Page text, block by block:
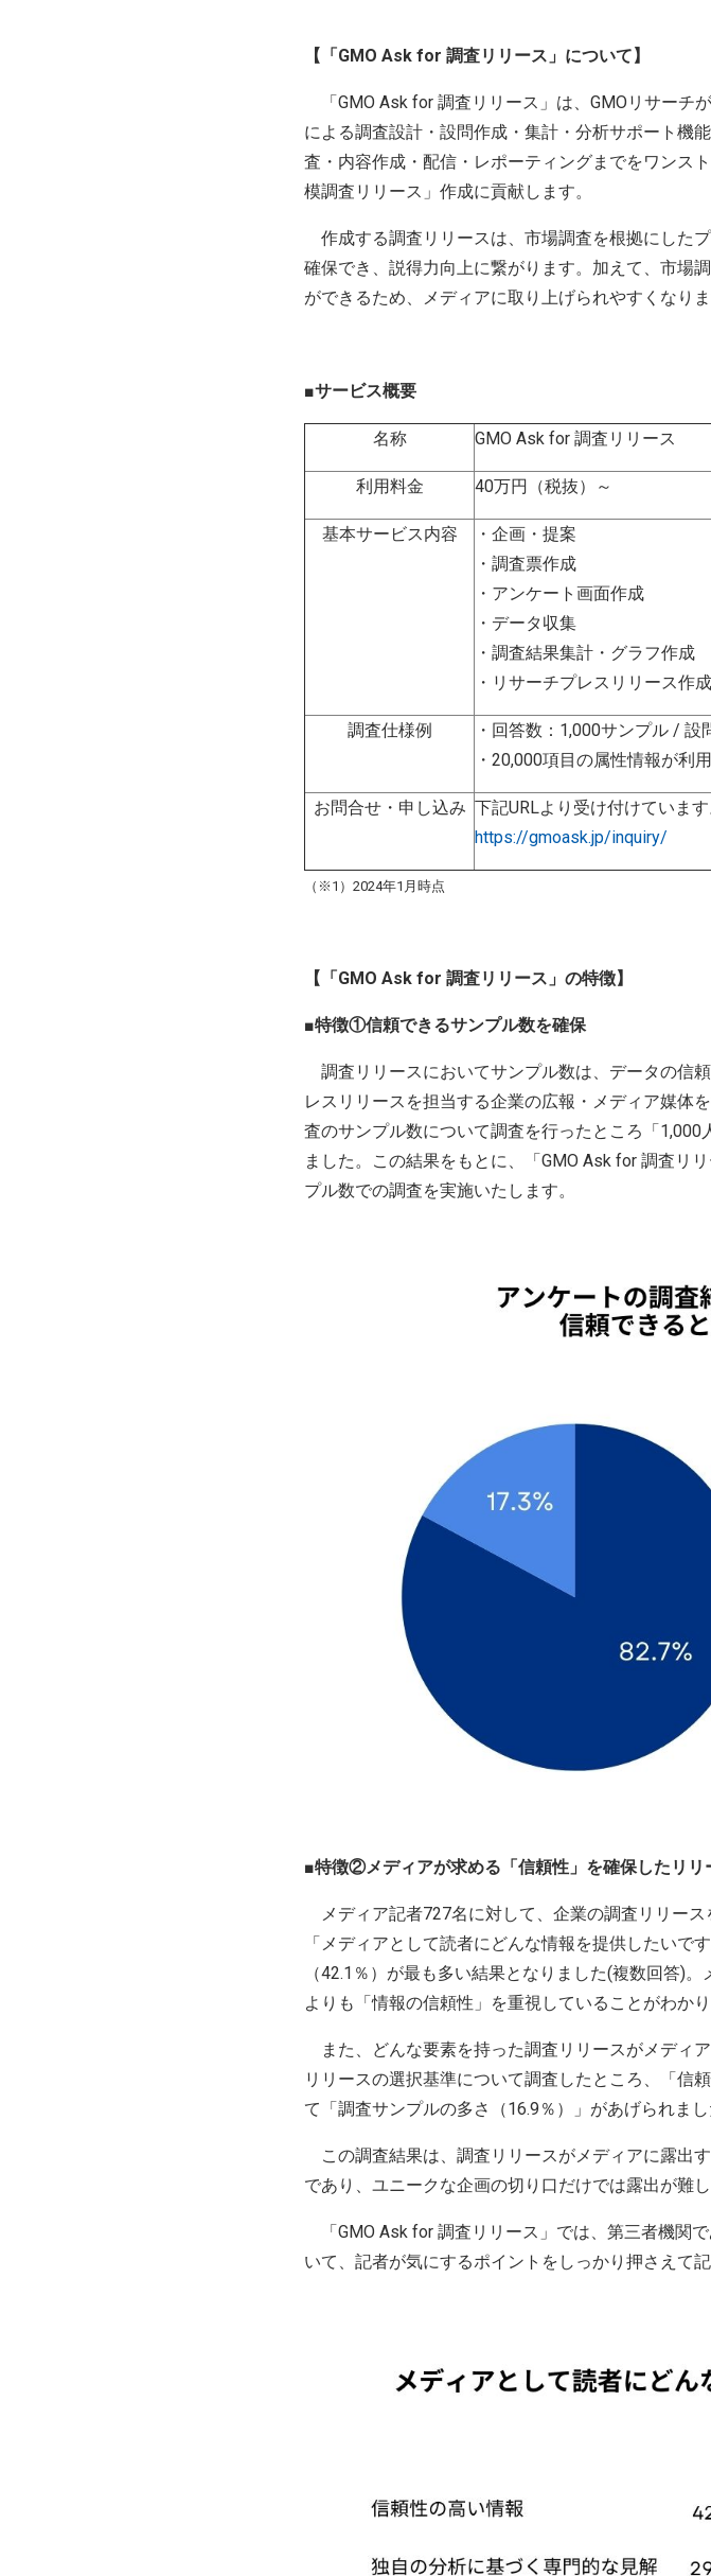
【「GMO Ask for 調査リリース」について】
「GMO Ask for 調査リリース」は、GMOリサーチ
による調査設計・設問作成・集計・分析サポート機
査・内容作成・配信・レポーティングまでをワンス
模調査リリース」作成に貢献します。
作成する調査リリースは、市場調査を根拠にした
確保でき、説得力向上に繋がります。加えて、市場
ができるため、メディアに取り上げられやすくなりま
■サービス概要
名称 GMO Ask for 調査リリース
利用料金 40万円（税抜）～
基本サービス内容
・企画・提案
・調査票作成
・アンケート画面作成
・データ収集
・調査結果集計・グラフ作成
・リサーチプレスリリース作成
調査仕様例
・回答数：1,000サンプル / 設
・20,000項目の属性情報が利
お問合せ・申し込み 下記URLより受け付けています
https://gmoask.jp/inquiry/
（※1）2024年1月時点
【「GMO Ask for 調査リリース」の特徴】
■特徴①信頼できるサンプル数を確保
調査リリースにおいてサンプル数は、データの信
レスリリースを担当する企業の広報・メディア媒体
査のサンプル数について調査を行ったところ「
ました。この結果をもとに、「GMO Ask for 調査リ
プル数での調査を実施いたします。
■特徴②メディアが求める「信頼性」を確保したリリ
メディア記者727名に対して、企業の調査リリース
「メディアとして読者にどんな情報を提供したいで
（42.1％）が最も多い結果となりました(複数回答)
よりも「情報の信頼性」を重視していることがわかり
また、どんな要素を持った調査リリースがメディ
リリースの選択基準について調査したところ、「信
て「調査サンプルの多さ（16.9％）」があげられまし
この調査結果は、調査リリースがメディアに露出
であり、ユニークな企画の切り口だけでは露出が難
「GMO Ask for 調査リリース」では、第三者機関
いて、記者が気にするポイントをしっかり押さえて記